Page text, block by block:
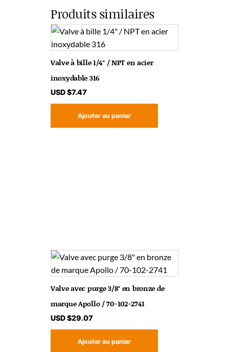
Produits similaires
Valve à bille 1/4″ / NPT en acier
inoxydable 316
USD $7.47
Ajouter au panier
Valve avec purge 3/8″ en bronze de
marque Apollo / 70-102-2741
USD $29.07
Ajouter au panier